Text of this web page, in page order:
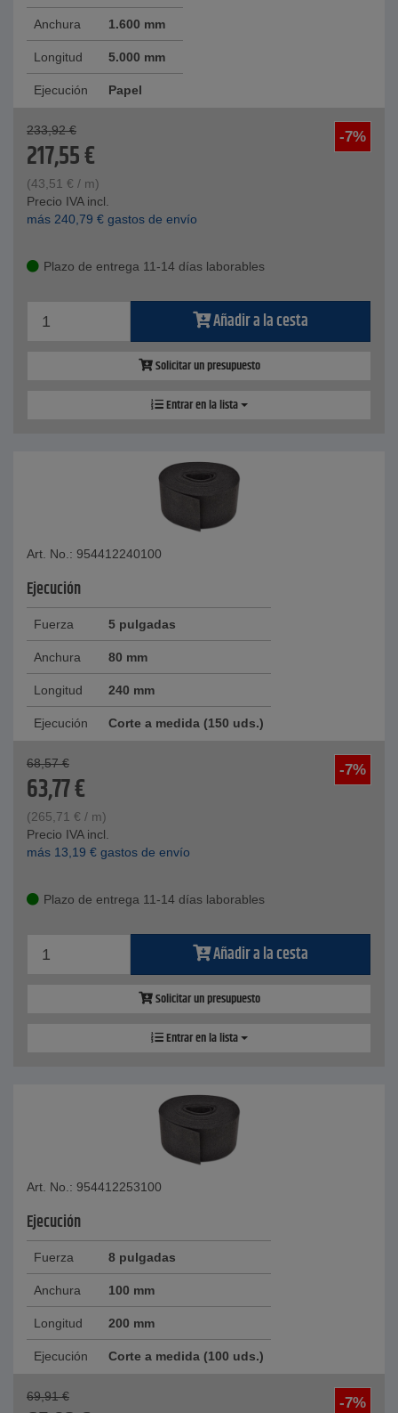
Anchura 1.600 mm
Longitud 5.000 mm
Ejecución Papel
-7%
233,92 €
217,55€
(43,51 € / m)
Precio IVA incl.
más 240,79 € gastos de envío
Plazo de entrega 11-14 días laborables
Añadir a la cesta
Solicitar un presupuesto
Entrar en la lista
Art. No.: 954412240100
Ejecución
Fuerza 5 pulgadas
Anchura 80 mm
Longitud 240 mm
Ejecución Corte a medida (150 uds.)
-7%
68,57 €
63,77€
(265,71 € / m)
Precio IVA incl.
más 13,19 € gastos de envío
Plazo de entrega 11-14 días laborables
Añadir a la cesta
Solicitar un presupuesto
Entrar en la lista
Art. No.: 954412253100
Ejecución
Fuerza 8 pulgadas
Anchura 100 mm
Longitud 200 mm
Ejecución Corte a medida (100 uds.)
-7%
69,91 €